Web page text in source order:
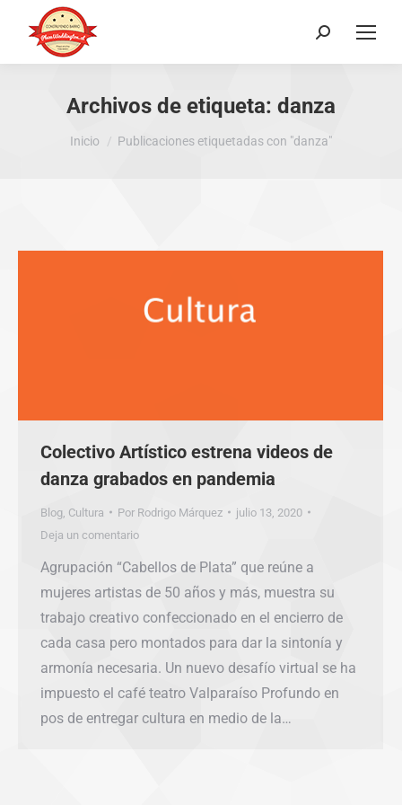
Buscar:
Archivos de etiqueta: danza
Estás aquí:
Inicio Publicaciones etiquetadas con "danza"
Colectivo Artístico estrena videos de
danza grabados en pandemia
Blog Cultura Por Rodrigo Márquez
julio 13, 2020
Deja un comentario
Agrupación “Cabellos de Plata” que reúne a
mujeres artistas de 50 años y más, muestra su
trabajo creativo confeccionado en el encierro de
cada casa pero montados para dar la sintonía y
armonía necesaria. Un nuevo desafío virtual se ha
impuesto el café teatro Valparaíso Profundo en
pos de entregar cultura en medio de la…